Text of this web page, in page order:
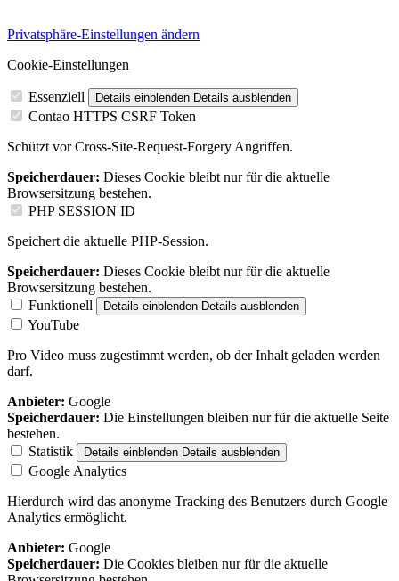
Privatsphäre-Einstellungen ändern
Cookie-Einstellungen
Essenziell Details einblenden Details ausblenden
Contao HTTPS CSRF Token
Schützt vor Cross-Site-Request-Forgery Angriffen.
Speicherdauer: Dieses Cookie bleibt nur für die aktuelle
Browsersitzung bestehen.
PHP SESSION ID
Speichert die aktuelle PHP-Session.
Speicherdauer: Dieses Cookie bleibt nur für die aktuelle
Browsersitzung bestehen.
Funktionell
Details einblenden Details ausblenden
YouTube
Pro Video muss zugestimmt werden, ob der Inhalt geladen werden
darf.
Anbieter: Google
Speicherdauer: Die Einstellungen bleiben nur für die aktuelle Seite
bestehen.
Statistik
Details einblenden Details ausblenden
Google Analytics
Hierdurch wird das anonyme Tracking des Benutzers durch Google
Analytics ermöglicht.
Anbieter: Google
Speicherdauer: Die Cookies bleiben nur für die aktuelle